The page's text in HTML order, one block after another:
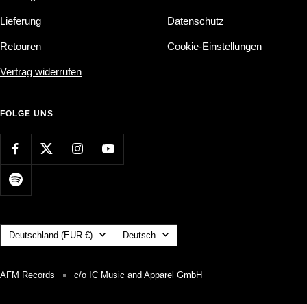
Lieferung
Retouren
Vertrag widerrufen
Datenschutz
Cookie-Einstellungen
FOLGE UNS
Land/Region Deutschland (EUR €) Sprache
Deutsch
AFM Records c/o IC Music and Apparel GmbH